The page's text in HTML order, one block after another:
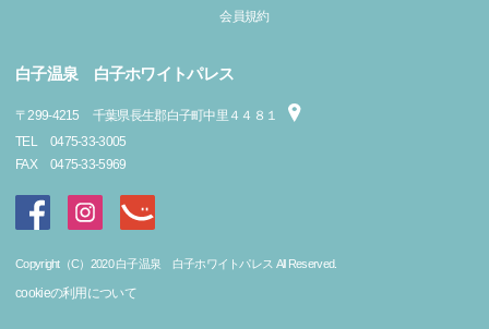
会員規約
白子温泉 白子ホワイトパレス
〒299-4215
千葉県長生郡白子町中里４４８１
TEL
0475-33-3005
FAX
0475-33-5969
Copyright（C）2020 白子温泉 白子ホワイトパレス All Reserved.
cookieの利用について